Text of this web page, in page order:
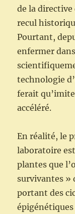
de la directive
recul
Pourtant,
enfermer
technologie
ferait
accéléré.
En réalité, le
laboratoire
plantes que
survivantes »
portant des